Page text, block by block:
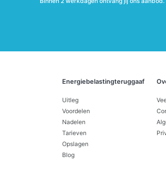
Energiebelastingteruggaaf
Uitleg
Voordelen
Nadelen
Tarieven
Opslagen
Blog